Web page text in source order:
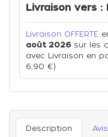
Livraison vers :
Livraison OFFERTE
août 2026sur les
avec Livraison en
6,90 €)
Description Avis